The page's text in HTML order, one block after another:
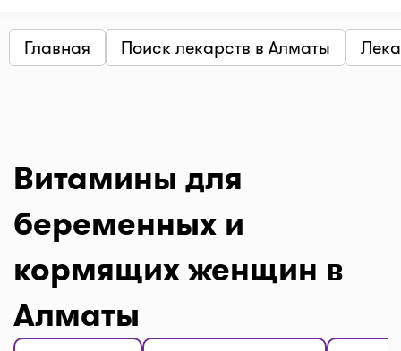
Главная Поиск лекарств в Алматы
Витамины для
беременных и
кормящих женщин в
Алматы